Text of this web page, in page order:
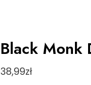
Black Monk
38,99zł